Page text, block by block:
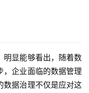
明显能够看出，随着数
，企业面临的数据管理
数据治理不仅是应对这